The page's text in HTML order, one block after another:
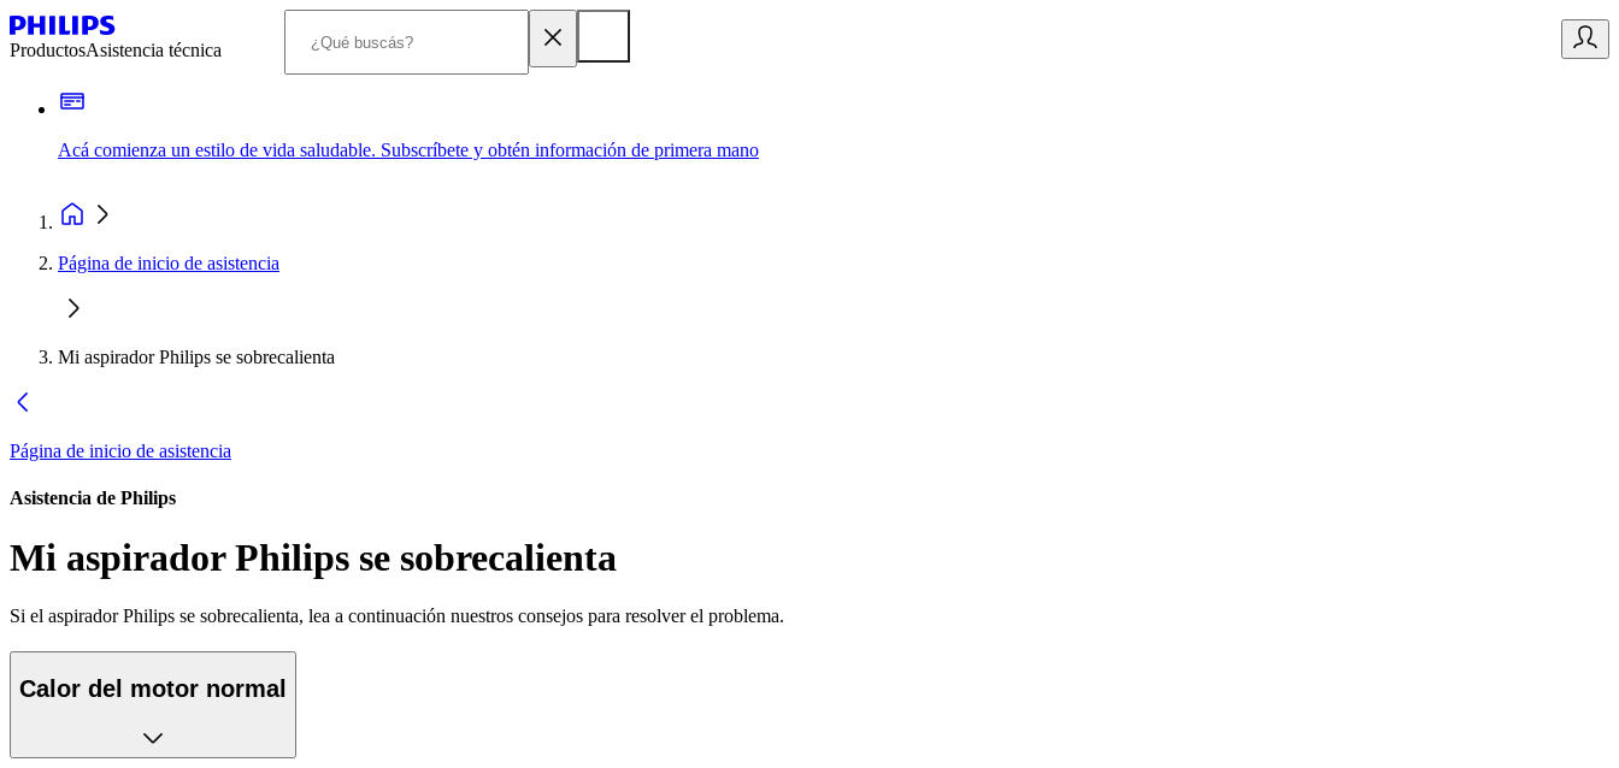
ProductosAsistencia técnica
Acá comienza un estilo de vida saludable. Subscríbete y obtén información de primera mano
Página de inicio de asistencia
Mi aspirador Philips se sobrecalienta
Página de inicio de asistencia
Asistencia de Philips
Mi aspirador Philips se sobrecalienta
Si el aspirador Philips se sobrecalienta, lea a continuación nuestros consejos para resolver el problema.
Calor del motor normal